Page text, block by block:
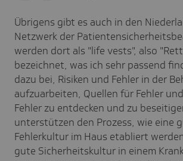
Übrigens gibt es auch in den
Netzwerk der
werden dort als "life vests", also
bezeichnet, was ich sehr passend
dazu bei, Risiken und Fehler in der
aufzuarbeiten, Quellen für Fehler
Fehler zu entdecken und zu
unterstützen den Prozess, wie eine
Fehlerkultur im Haus etabliert
gute Sicherheitskultur in einem